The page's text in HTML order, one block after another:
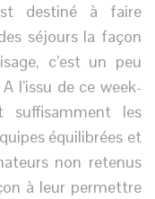
destiné à faire
séjours la façon
c’est un peu
l’issu de ce week-
suffisamment les
équilibrées et
non retenus
à leur permettre